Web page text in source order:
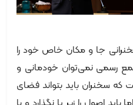
جا و مکان خاص خود را
رسمی نمی‌توان خودمانی و
سخنران باید بتواند فضای